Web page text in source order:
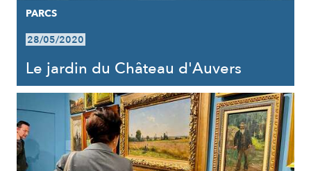
PARCS
28/05/2020
Le jardin du Château d'Auvers